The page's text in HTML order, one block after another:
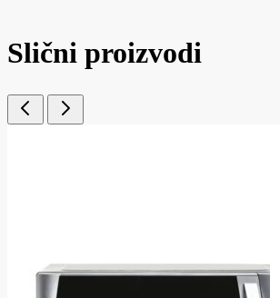
Slični proizvodi